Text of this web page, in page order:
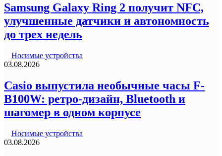
Samsung Galaxy Ring 2 получит NFC,
улучшенные датчики и автономность
до трех недель
Носимые устройства
03.08.2026
Casio выпустила необычные часы F-
B100W: ретро-дизайн, Bluetooth и
шагомер в одном корпусе
Носимые устройства
03.08.2026